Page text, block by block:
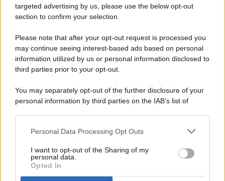
targeted advertising by us, please use the below opt-out
section to confirm your selection.
Please note that after your opt-out request is processed you
may continue seeing interest-based ads based on personal
information utilized by us or personal information disclosed to
third parties prior to your opt-out.
You may separately opt-out of the further disclosure of your
personal information by third parties on the IAB’s list of
This information may also be disclosed by us to third parties
disclose it to other third parties.
Personal Data Processing Opt Outs
I want to opt-out of the Sharing of my
personal data.
Opted In
© 2026 - Pianeta Design - P.IVA 04827280654 - Testata
Registrata Al Tribunale Di Nocera Inferiore N. 8/2020 - RG N.
ISCRIZIONE AL ROC N. 35792 – ISCRITTA ALL’ANSO
(ASSOCIAZIONE NAZIONALE STAMPA ONLINE)
PREFERENZE PRIVACY